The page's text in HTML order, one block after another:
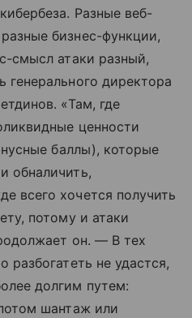
Разные веб-
бизнес-функции,
смысл атаки разный,
генерального директора
«Там, где
ценности
баллы), которые
обналичить,
всего хочется получить
потому и атаки
он. — В тех
разбогатеть не удастся,
долгим путем:
шантаж или